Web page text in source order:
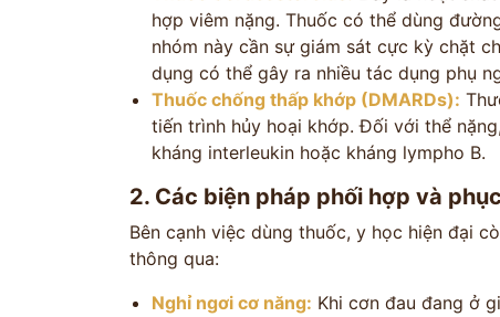
hợp viêm nặng. Thuốc có thể dùng
nhóm này cần sự giám sát cực kỳ chặt
dụng có thể gây ra nhiều tác dụng phụ
Thuốc chống thấp khớp (DMARDs):
tiến trình hủy hoại khớp. Đối với thể
kháng interleukin hoặc kháng lympho B.
2. Các biện pháp phối hợp và
Bên cạnh việc dùng thuốc, y học hiện đại
thông qua:
Nghỉ ngơi cơ năng: Khi cơn đau đang ở